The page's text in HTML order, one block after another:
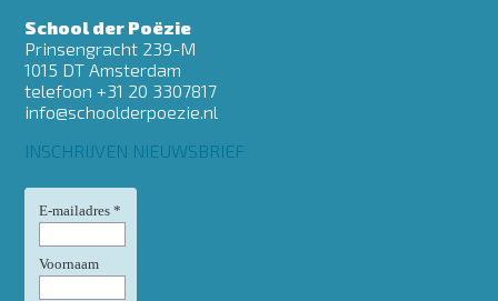
School der Poëzie
Prinsengracht 239-M
1015 DT Amsterdam
telefoon +31 20 3307817
info@schoolderpoezie.nl
INSCHRIJVEN NIEUWSBRIEF